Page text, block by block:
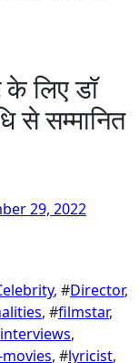
लिए डॉ
से सम्मानित
29, 2022
, #Director,
, #filmstar,
interviews,
, #lyricist,